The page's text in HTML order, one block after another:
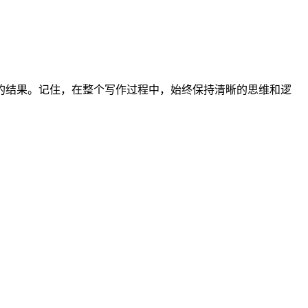
果。记住，在整个写作过程中，始终保持清晰的思维和逻